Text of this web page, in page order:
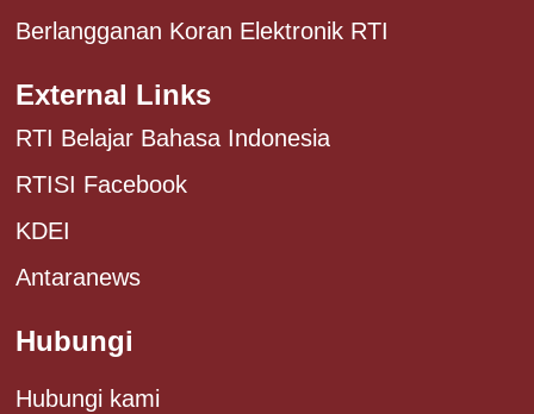
Berlangganan Koran Elektronik RTI
External Links
RTI Belajar Bahasa Indonesia
RTISI Facebook
KDEI
Antaranews
Hubungi
Hubungi kami